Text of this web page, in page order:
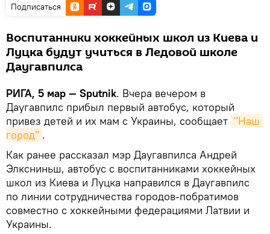
Подписаться
Воспитанники хоккейных школ из Киева и
Луцка будут учиться в Ледовой школе
Даугавпилса
РИГА, 5 мар — Sputnik. Вчера вечером в
Даугавпилс прибыл первый автобус, который
привез детей и их мам с Украины, сообщает "Наш
город" .
Как ранее рассказал мэр Даугавпилса Андрей
Элксниньш, автобус с воспитанниками хоккейных
школ из Киева и Луцка направился в Даугавпилс
по линии сотрудничества городов-побратимов
совместно с хоккейными федерациями Латвии и
Украины.